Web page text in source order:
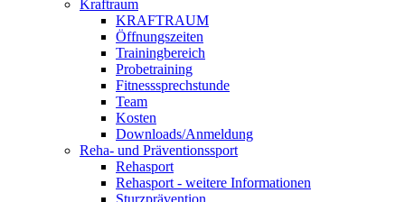
Kraftraum
KRAFTRAUM
Öffnungszeiten
Trainingbereich
Probetraining
Fitnesssprechstunde
Team
Kosten
Downloads/Anmeldung
Reha- und Präventionssport
Rehasport
Rehasport - weitere Informationen
Sturzprävention